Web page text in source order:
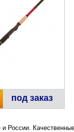
под заказ
России.